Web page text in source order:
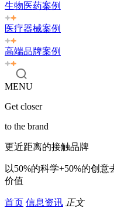
生物医药案例
医疗器械案例
高端品牌案例
MENU
Get closer
to the brand
更近距离的接触品牌
以50%的科学+50%的创
价值
首页 信息资讯 正文